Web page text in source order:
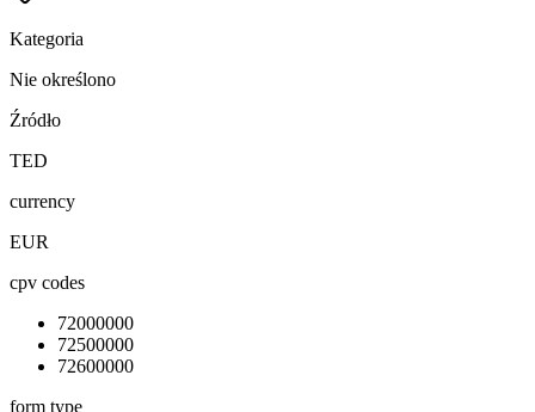
Kategoria
Nie określono
Źródło
TED
currency
EUR
cpv codes
72000000
72500000
72600000
form type